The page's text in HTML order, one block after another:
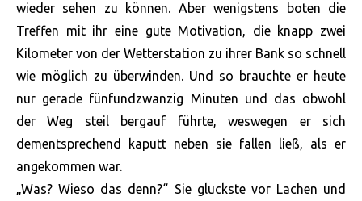
wieder sehen zu können. Aber wenigstens boten die
Treffen mit ihr eine gute Motivation, die knapp zwei
Kilometer von der Wetterstation zu ihrer Bank so schnell
wie möglich zu überwinden. Und so brauchte er heute
nur gerade fünfundzwanzig Minuten und das obwohl
der Weg steil bergauf führte, weswegen er sich
dementsprechend kaputt neben sie fallen ließ, als er
angekommen war.
„Was? Wieso das denn?“ Sie gluckste vor Lachen und